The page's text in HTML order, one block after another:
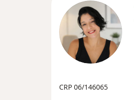
CRP 06/146065